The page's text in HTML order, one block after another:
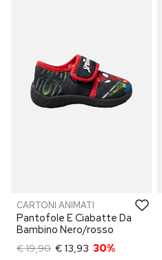
CARTONI ANIMATI
Pantofole E Ciabatte Da
Bambino Nero/rosso
€ 19,90 € 13,93 30%